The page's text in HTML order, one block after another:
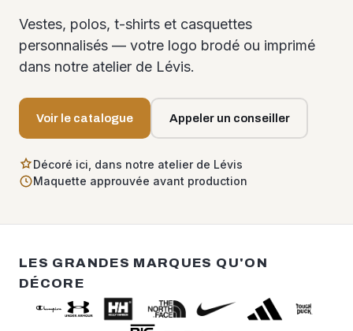
Vestes, polos, t-shirts et casquettes
personnalisés — votre logo brodé ou imprimé
dans notre atelier de Lévis.
Voir le catalogue Appeler un conseiller
Décoré ici, dans notre atelier de Lévis
Maquette approuvée avant production
LES GRANDES MARQUES QU'ON
DÉCORE